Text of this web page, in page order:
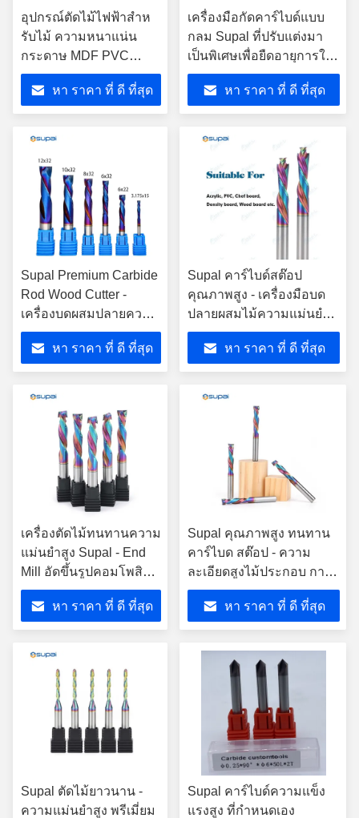
อุปกรณ์ตัดไม้ไฟฟ้าสําห
รับไม้ ความหนาแน่น
กระดาษ MDF PVC
ODM & OEM ปรับแต่ง
หา ราคา ที่ ดี ที่สุด
เครื่องมือกัดคาร์ไบด์แบบ
กลม Supal ที่ปรับแต่งมา
เป็นพิเศษเพื่อยืดอายุการใช้
งานและให้ความแม่นยำใน
การตัดที่เหนือกว่าใน
กระบวนการผลิต
หา ราคา ที่ ดี ที่สุด
Supal Premium Carbide
Rod Wood Cutter -
เครื่องบดผสมปลายความ
แม่นยําสูง
หา ราคา ที่ ดี ที่สุด
Supal คาร์ไบด์สต๊อป
คุณภาพสูง - เครื่องมือบด
ปลายผสมไม้ความแม่นยํา
สูง
หา ราคา ที่ ดี ที่สุด
เครื่องตัดไม้ทนทานความ
แม่นยำสูง Supal - End
Mill อัดขึ้นรูปคอมโพสิต
คาร์ไบด์เกรดสูง
หา ราคา ที่ ดี ที่สุด
Supal คุณภาพสูง ทนทาน
คาร์ไบด สต๊อป - ความ
ละเอียดสูงไม้ประกอบ การ
บดท้ายเครื่องมือบด
หา ราคา ที่ ดี ที่สุด
Supal ตัดไม้ยาวนาน -
ความแม่นยําสูง พรีเมี่ยม
Supal คาร์ไบด์ความแข็ง
แรงสูง ที่กําหนดเอง